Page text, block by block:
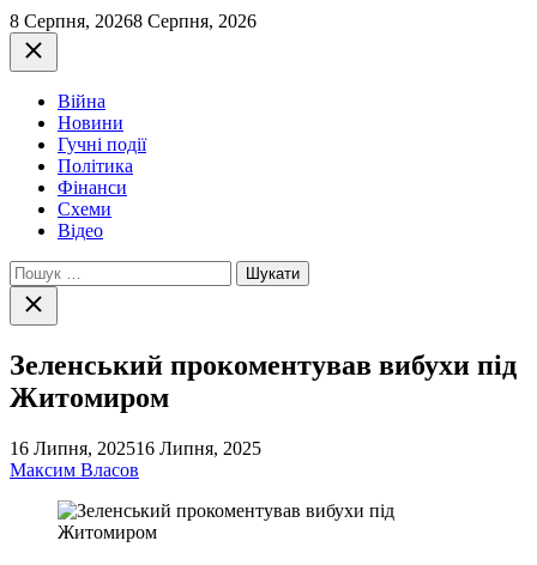
8 Серпня, 20268 Серпня, 2026
Закрити
Війна
Новини
Гучні події
Політика
Фінанси
Схеми
Відео
Пошук:
Закрити
пошук
Зеленський прокоментував вибухи під
Житомиром
16 Липня, 202516 Липня, 2025
Максим Власов